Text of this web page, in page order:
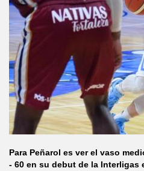
Para Peñarol es ver el vaso
- 60 en su debut de la Interligas